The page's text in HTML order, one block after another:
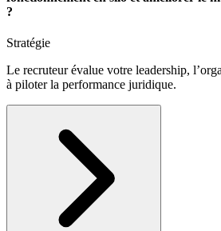
?
Stratégie
Le recruteur évalue votre leadership,
à piloter la performance juridique.